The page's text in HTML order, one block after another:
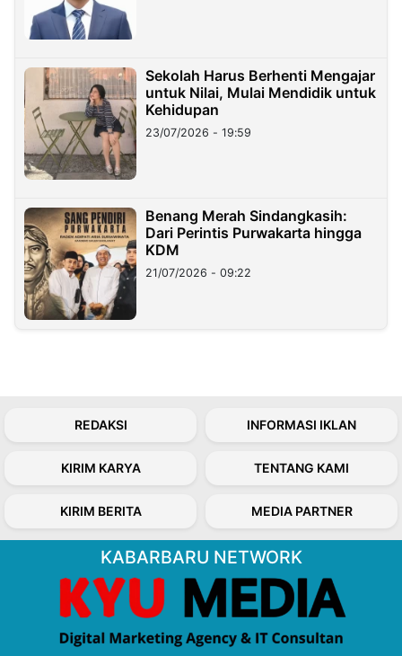
Sekolah Harus Berhenti Mengajar
untuk Nilai, Mulai Mendidik untuk
Kehidupan
23/07/2026 - 19:59
Benang Merah Sindangkasih:
Dari Perintis Purwakarta hingga
KDM
21/07/2026 - 09:22
REDAKSI INFORMASI IKLAN
KIRIM KARYA TENTANG KAMI
KIRIM BERITA MEDIA PARTNER
KABARBARU NETWORK